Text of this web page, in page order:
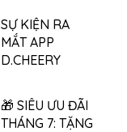
SỰ KIỆN RA
MẮT APP
D.CHEERY
🎁 SIÊU ƯU ĐÃI
THÁNG 7: TẶNG